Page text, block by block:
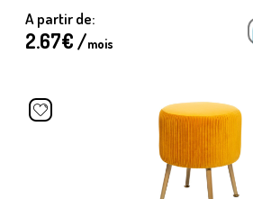
A partir de:
2.67€ /mois